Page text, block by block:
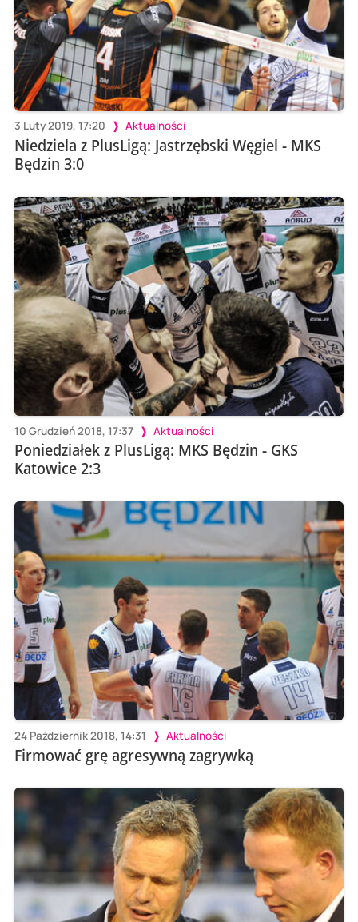
3 Luty 2019, 17:20 Aktualności
Niedziela z PlusLigą: Jastrzębski Węgiel - MKS
Będzin 3:0
10 Grudzień 2018, 17:37 Aktualności
Poniedziałek z PlusLigą: MKS Będzin - GKS
Katowice 2:3
24 Październik 2018, 14:31 Aktualności
Firmować grę agresywną zagrywką